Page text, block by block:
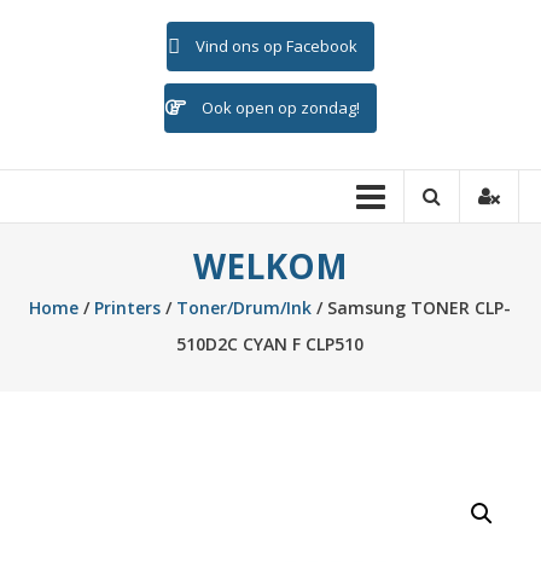
Vind ons op Facebook
Ook open op zondag!
WELKOM
Home / Printers / Toner/Drum/Ink / Samsung TONER CLP-
510D2C CYAN F CLP510